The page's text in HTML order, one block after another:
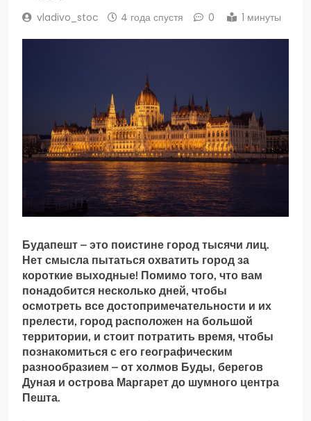
vladivo_stoc 4 года спустя 0 1 минуты
Будапешт – это поистине город тысячи лиц.
Нет смысла пытаться охватить город за
короткие выходные! Помимо того, что вам
понадобится несколько дней, чтобы
осмотреть все достопримечательности и их
прелести, город расположен на большой
территории, и стоит потратить время, чтобы
познакомиться с его географическим
разнообразием – от холмов Буды, берегов
Дуная и острова Маргарет до шумного центра
Пешта.